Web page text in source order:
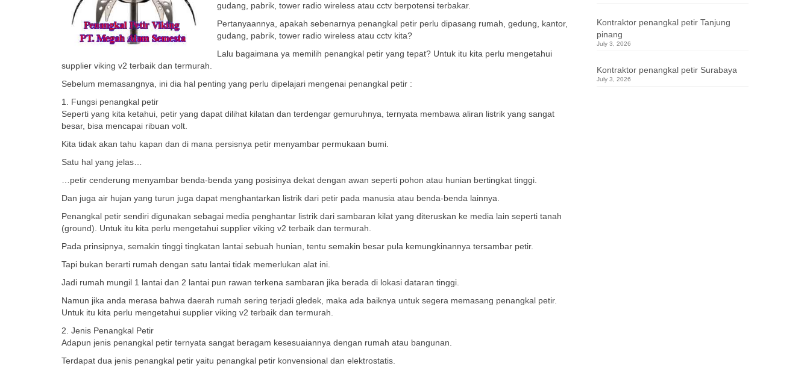
gudang, pabrik, tower radio wireless atau cctv berpotensi terbakar.
Pertanyaannya, apakah sebenarnya penangkal petir perlu dipasang rumah, gedung, kantor,
gudang, pabrik, tower radio wireless atau cctv kita?
Lalu bagaimana ya memilih penangkal petir yang tepat? Untuk itu kita perlu mengetahui
supplier viking v2 terbaik dan termurah.
Sebelum memasangnya, ini dia hal penting yang perlu dipelajari mengenai penangkal petir :
1. Fungsi penangkal petir
Seperti yang kita ketahui, petir yang dapat dilihat kilatan dan terdengar gemuruhnya, ternyata membawa aliran listrik yang sangat
besar, bisa mencapai ribuan volt.
Kita tidak akan tahu kapan dan di mana persisnya petir menyambar permukaan bumi.
Satu hal yang jelas…
…petir cenderung menyambar benda-benda yang posisinya dekat dengan awan seperti pohon atau hunian bertingkat tinggi.
Dan juga air hujan yang turun juga dapat menghantarkan listrik dari petir pada manusia atau benda-benda lainnya.
Penangkal petir sendiri digunakan sebagai media penghantar listrik dari sambaran kilat yang diteruskan ke media lain seperti tanah
(ground). Untuk itu kita perlu mengetahui supplier viking v2 terbaik dan termurah.
Pada prinsipnya, semakin tinggi tingkatan lantai sebuah hunian, tentu semakin besar pula kemungkinannya tersambar petir.
Tapi bukan berarti rumah dengan satu lantai tidak memerlukan alat ini.
Jadi rumah mungil 1 lantai dan 2 lantai pun rawan terkena sambaran jika berada di lokasi dataran tinggi.
Namun jika anda merasa bahwa daerah rumah sering terjadi gledek, maka ada baiknya untuk segera memasang penangkal petir.
Untuk itu kita perlu mengetahui supplier viking v2 terbaik dan termurah.
2. Jenis Penangkal Petir
Adapun jenis penangkal petir ternyata sangat beragam kesesuaiannya dengan rumah atau bangunan.
Terdapat dua jenis penangkal petir yaitu penangkal petir konvensional dan elektrostatis.
Kontraktor penangkal petir Tanjung
pinang
July 3, 2026
Kontraktor penangkal petir Surabaya
July 3, 2026